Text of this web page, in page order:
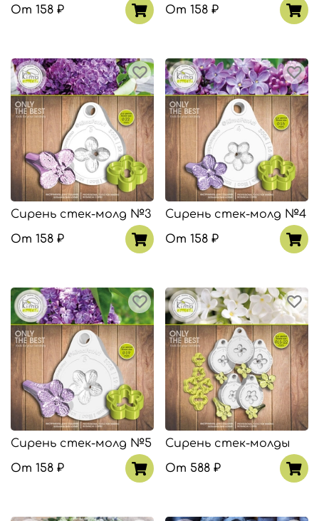
От 158 ₽
От 158 ₽
Сирень стек-молд №3
От 158 ₽
Сирень стек-молд №4
От 158 ₽
Сирень стек-молд №5
От 158 ₽
Сирень стек-молды
От 588 ₽